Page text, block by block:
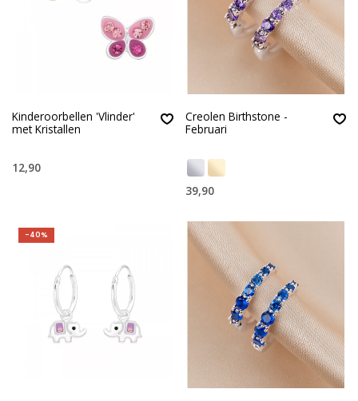
Kinderoorbellen 'Vlinder'
met Kristallen
12,90
Creolen Birthstone -
Februari
39,90
-40%